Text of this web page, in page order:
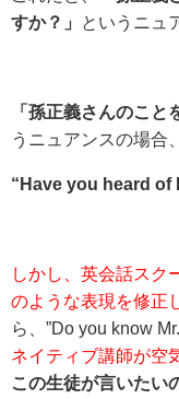
すか？」
というニュ
「孫正義さんのこと
うニュアンスの場合
“Have you heard of
しかし、英会話スク
のような表現を修正
ら、”Do you know
ネイティブ講師が空
この生徒が言いたい